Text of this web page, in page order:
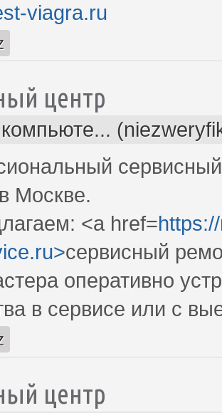
viagra.ru
центр
Москве.
<a href=
сервисный
оперативно
в сервисе или с
центр